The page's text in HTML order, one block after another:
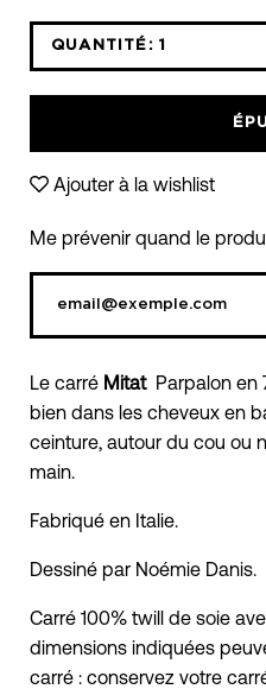
QUANTITÉ: 1
Ajouter à la wishlist
Me prévenir quand le
Le carré MitatParpalon en
bien dans les cheveux en
ceinture, autour du cou ou
main.
Fabriqué en Italie.
Dessiné par Noémie Danis.
Carré 100% twill de soie
dimensions indiquées
carré : conservez votre